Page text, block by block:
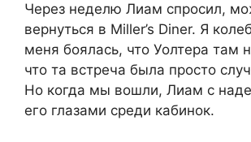
Через неделю Лиам спросил,
вернуться в Miller’s Diner. Я
меня боялась, что Уолтера там
что та встреча была просто
Но когда мы вошли, Лиам с
его глазами среди кабинок.